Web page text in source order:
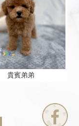
貴賓弟弟